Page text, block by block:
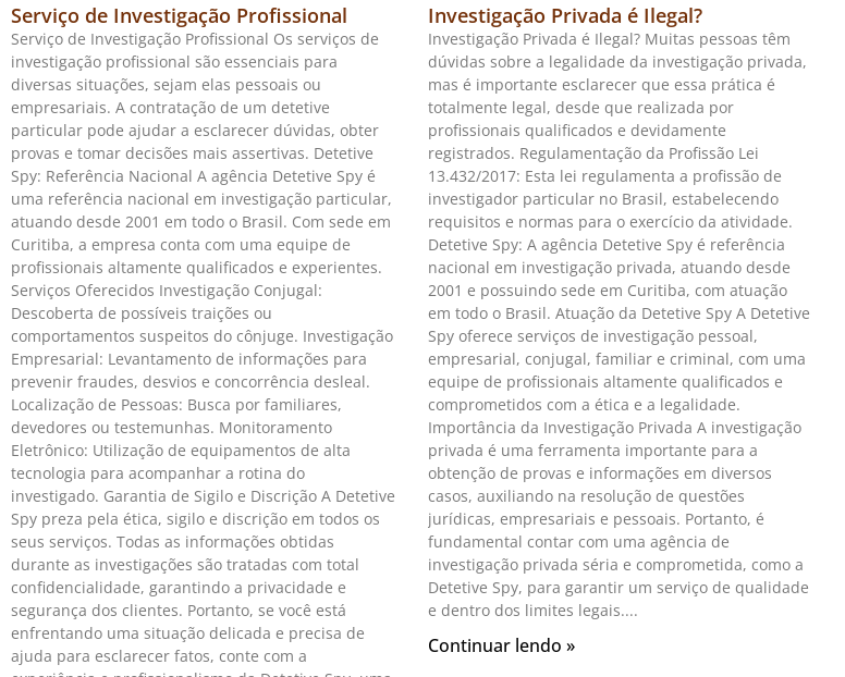
Serviço de Investigação Profissional
Serviço de Investigação Profissional Os serviços de
investigação profissional são essenciais para
diversas situações, sejam elas pessoais ou
empresariais. A contratação de um detetive
particular pode ajudar a esclarecer dúvidas, obter
provas e tomar decisões mais assertivas. Detetive
Spy: Referência Nacional A agência Detetive Spy é
uma referência nacional em investigação particular,
atuando desde 2001 em todo o Brasil. Com sede em
Curitiba, a empresa conta com uma equipe de
profissionais altamente qualificados e experientes.
Serviços Oferecidos Investigação Conjugal:
Descoberta de possíveis traições ou
comportamentos suspeitos do cônjuge. Investigação
Empresarial: Levantamento de informações para
prevenir fraudes, desvios e concorrência desleal.
Localização de Pessoas: Busca por familiares,
devedores ou testemunhas. Monitoramento
Eletrônico: Utilização de equipamentos de alta
tecnologia para acompanhar a rotina do
investigado. Garantia de Sigilo e Discrição A Detetive
Spy preza pela ética, sigilo e discrição em todos os
seus serviços. Todas as informações obtidas
durante as investigações são tratadas com total
confidencialidade, garantindo a privacidade e
segurança dos clientes. Portanto, se você está
enfrentando uma situação delicada e precisa de
ajuda para esclarecer fatos, conte com a
Investigação Privada é Ilegal?
Investigação Privada é Ilegal? Muitas pessoas têm
dúvidas sobre a legalidade da investigação privada,
mas é importante esclarecer que essa prática é
totalmente legal, desde que realizada por
profissionais qualificados e devidamente
registrados. Regulamentação da Profissão Lei
13.432/2017: Esta lei regulamenta a profissão de
investigador particular no Brasil, estabelecendo
requisitos e normas para o exercício da atividade.
Detetive Spy: A agência Detetive Spy é referência
nacional em investigação privada, atuando desde
2001 e possuindo sede em Curitiba, com atuação
em todo o Brasil. Atuação da Detetive Spy A Detetive
Spy oferece serviços de investigação pessoal,
empresarial, conjugal, familiar e criminal, com uma
equipe de profissionais altamente qualificados e
comprometidos com a ética e a legalidade.
Importância da Investigação Privada A investigação
privada é uma ferramenta importante para a
obtenção de provas e informações em diversos
casos, auxiliando na resolução de questões
jurídicas, empresariais e pessoais. Portanto, é
fundamental contar com uma agência de
investigação privada séria e comprometida, como a
Detetive Spy, para garantir um serviço de qualidade
e dentro dos limites legais.
Continuar lendo »